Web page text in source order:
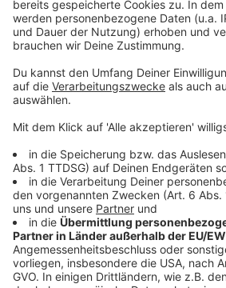
Anzeige
Weitere Infos und Links zum
Anzeige
Wer keine eigenen Handschuhe
sich per Mail bei RhineCleanUp
info@rhinecleanup.org
Im letzten Jahr wurden 110.000
gesammelt
Düsseldorf: Studie zum Rauchen